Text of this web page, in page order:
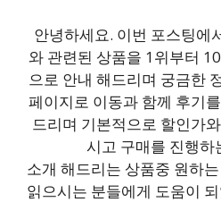
안녕하세요. 이번 포스팅에
와 관련된 상품을 1위부터
으로 안내 해드리며 궁금한
페이지로 이동과 함께 후기
드리며 기본적으로 할인가
시고 구매를 진행하
소개 해드리는 상품중 원하
읽으시는 분들에게 도움이